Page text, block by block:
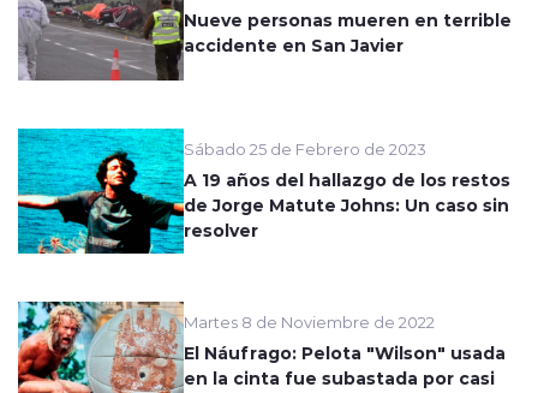
Nueve personas mueren en terrible
accidente en San Javier
Sábado 25 de Febrero de 2023
A 19 años del hallazgo de los restos
de Jorge Matute Johns: Un caso sin
resolver
Martes 8 de Noviembre de 2022
El Náufrago: Pelota "Wilson" usada
en la cinta fue subastada por casi